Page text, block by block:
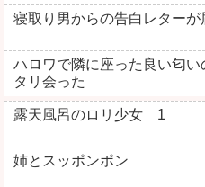
寝取り男からの告白レターが
ハロワで隣に座った良い匂
タリ会った
露天風呂のロリ少女 1
姉とスッポンポン